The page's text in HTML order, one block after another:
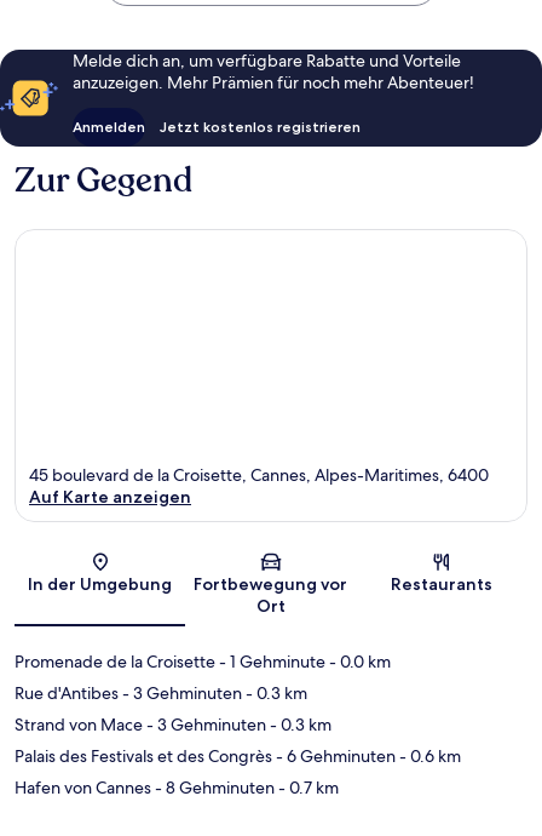
Melde dich an, um verfügbare Rabatte und Vorteile
anzuzeigen. Mehr Prämien für noch mehr Abenteuer!
Anmelden Jetzt kostenlos registrieren
Zur Gegend
Karte
45 boulevard de la Croisette, Cannes, Alpes-Maritimes, 6400
Auf Karte anzeigen
In der Umgebung
Fortbewegung vor
Ort
Restaurants
Promenade de la Croisette- 1 Gehminute- 0.0 km
Rue d'Antibes- 3 Gehminuten- 0.3 km
Strand von Mace- 3 Gehminuten- 0.3 km
Palais des Festivals et des Congrès- 6 Gehminuten- 0.6 km
Hafen von Cannes- 8 Gehminuten- 0.7 km